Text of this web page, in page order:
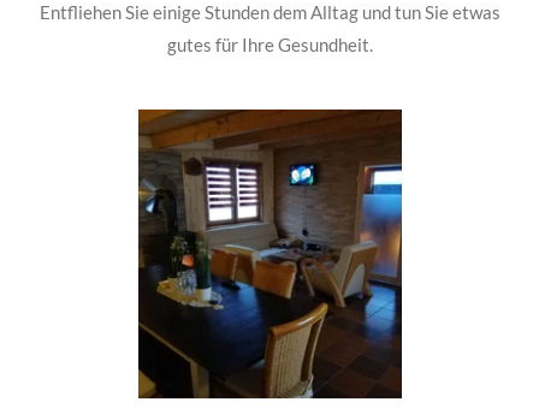
Entfliehen Sie einige Stunden dem Alltag und tun Sie etwas
gutes für Ihre Gesundheit.